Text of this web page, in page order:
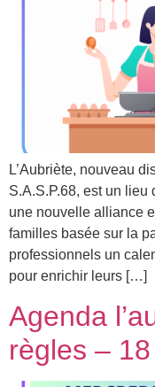
L’Aubriète, nouveau
S.A.S.P.68, est un lieu
une nouvelle alliance
familles basée sur la
professionnels un
pour enrichir leurs […]
Agenda
règles –